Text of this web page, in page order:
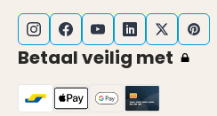
Betaal veilig met